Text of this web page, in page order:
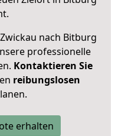
nach Bitburg
professionelle
Kontaktieren Sie
reibungslosen
erhalten